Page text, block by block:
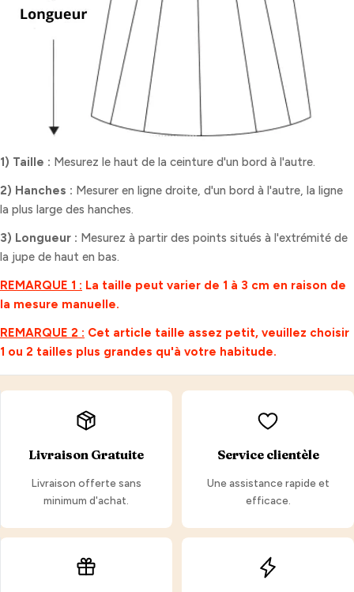
1) Taille : Mesurez le haut de la ceinture d'un bord à l'autre.
2) Hanches : Mesurer en ligne droite, d'un bord à l'autre, la ligne
la plus large des hanches.
3) Longueur : Mesurez à partir des points situés à l'extrémité de
la jupe de haut en bas.
REMARQUE 1 : La taille peut varier de 1 à 3 cm en raison de
la mesure manuelle.
REMARQUE 2 : Cet article taille assez petit, veuillez choisir
1 ou 2 tailles plus grandes qu'à votre habitude.
Livraison Gratuite
Livraison offerte sans
minimum d'achat.
Service clientèle
Une assistance rapide et
efficace.